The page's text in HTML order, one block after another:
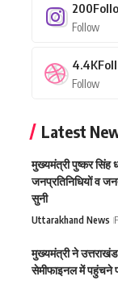
200
Follow
4.4K
Follow
Latest
मुख्यमंत्री पुष्कर सिंह
जनप्रतिनिधियों व
सुनी
Uttarakhand News
मुख्यमंत्री ने
सेमीफाइनल में पहुंचने